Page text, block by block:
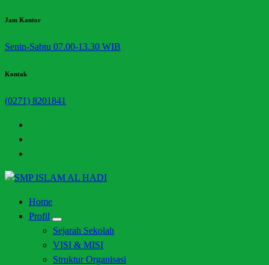
Skip
content
Jam Kantor
Senin-Sabtu 07.00-13.30 WIB
Kontak
(0271) 8201841
Halaman Resmi SMP Islam Al Hadi Mojolaban
Home
Profil
Sejarah Sekolah
VISI & MISI
Struktur Organisasi